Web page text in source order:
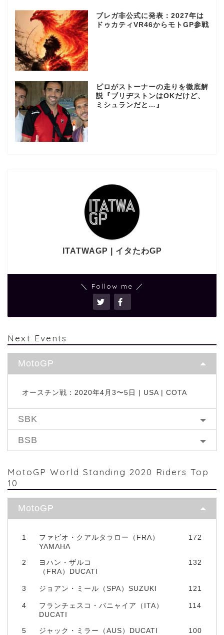
ブレガ非公式に発表：2027年は
ドゥカティVR46からモトGP参戦
ピロがストーナーの走りを徹底解
説『ブリヂストンはOKだけど、
ミシュランだと…』
ITATWAGP | イタたわGP
＼ Follow me ／
Next Events
MotoGP
オースチン戦：2020年4月3〜5日 | USA | COTA
SBK
BSB
MotoGP World Standing 2020 Riders Top
10
MotoGP
1
ファビオ・クアルタラロー（FRA）
YAMAHA
172
2
ヨハン・ザルコ
（FRA）DUCATI
132
3 ジョアン・ミール（SPA）SUZUKI 121
4
フランチェスコ・バニャイア（ITA）
DUCATI
114
5 ジャック・ミラー（AUS）DUCATI 100